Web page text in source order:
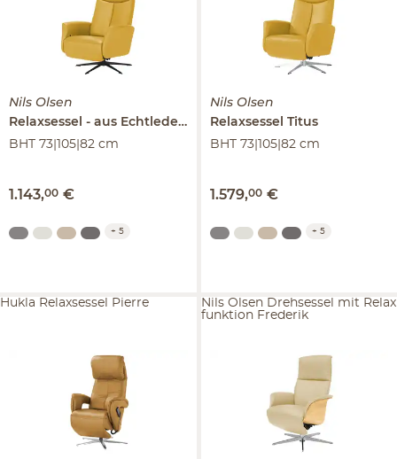
Nils Olsen
Relaxsessel aus Echtleder
Titus
BHT 73|105|82 cm
1.143,00 €
+ 5
Nils Olsen
Relaxsessel Titus
BHT 73|105|82 cm
1.579,00 €
+ 5
Hukla Relaxsessel Pierre
Nils Olsen Drehsessel mit Relax
funktion Frederik